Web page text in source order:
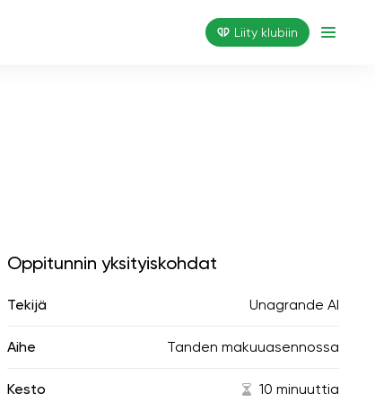
Liity klubiin
Oppitunnin yksityiskohdat
Tekijä Unagrande AI
Aihe Tanden makuuasennossa
Kesto 10 minuuttia